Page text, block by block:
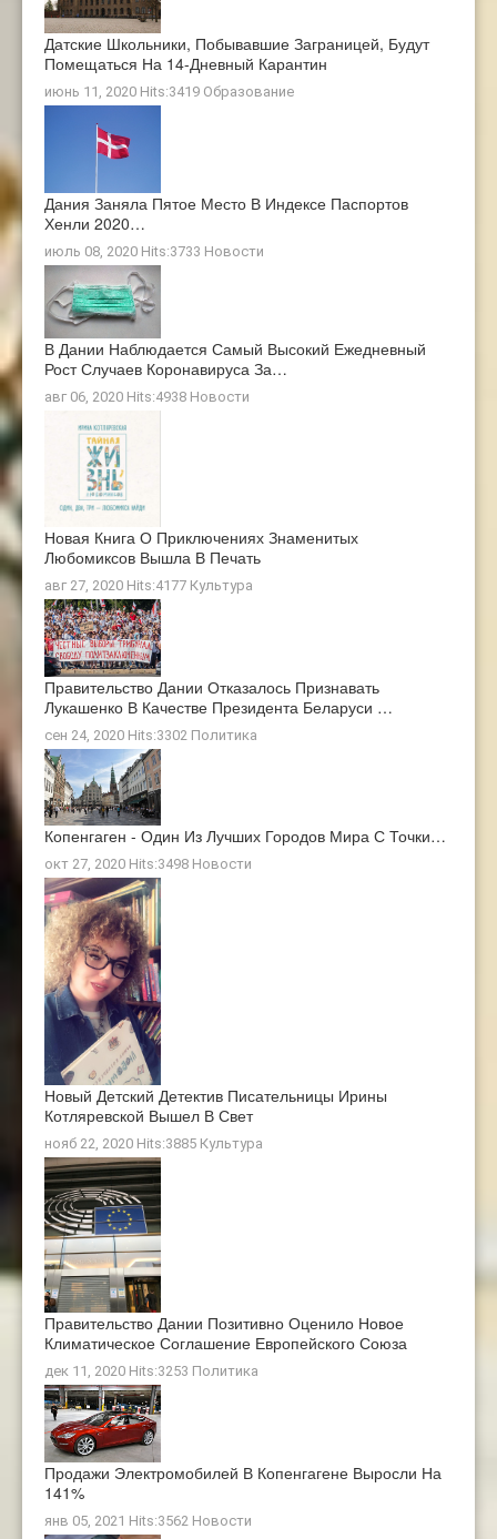
Датские Школьники, Побывавшие Заграницей, Будут
Помещаться На 14-Дневный Карантин
июнь 11, 2020 Hits:3419 Образование
Дания Заняла Пятое Место В Индексе Паспортов
Хенли 2020…
июль 08, 2020 Hits:3733 Новости
В Дании Наблюдается Самый Высокий Ежедневный
Рост Случаев Коронавируса За…
авг 06, 2020 Hits:4938 Новости
Новая Книга О Приключениях Знаменитых
Любомиксов Вышла В Печать
авг 27, 2020 Hits:4177 Культура
Правительство Дании Отказалось Признавать
Лукашенко В Качестве Президента Беларуси …
сен 24, 2020 Hits:3302 Политика
Копенгаген - Один Из Лучших Городов Мира С Точки…
окт 27, 2020 Hits:3498 Новости
Новый Детский Детектив Писательницы Ирины
Котляревской Вышел В Свет
нояб 22, 2020 Hits:3885 Культура
Правительство Дании Позитивно Оценило Новое
Климатическое Соглашение Европейского Союза
дек 11, 2020 Hits:3253 Политика
Продажи Электромобилей В Копенгагене Выросли На
141%
янв 05, 2021 Hits:3562 Новости